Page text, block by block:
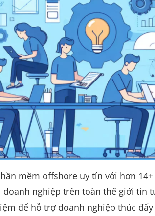
mềm offshore uy tín với hơn
nghiệp trên toàn thế giới tin
để hỗ trợ doanh nghiệp thúc